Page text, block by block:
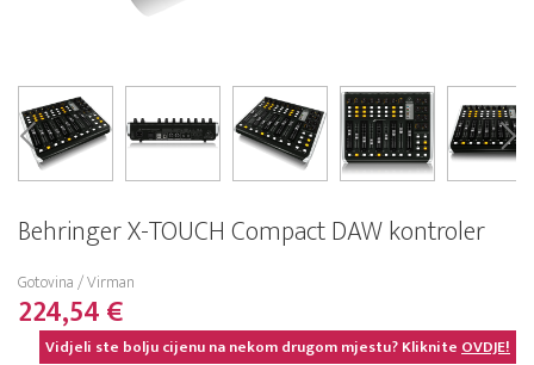
Behringer X-TOUCH Compact DAW kontroler
Gotovina / Virman
224,54 €
Vidjeli ste bolju cijenu na nekom drugom mjestu? KlikniteOVDJE!